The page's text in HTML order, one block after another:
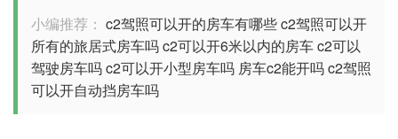
小编推荐： c2驾照可以开的房车有哪些c2驾照可以开
所有的旅居式房车吗c2可以开6米以内的房车c2可以
驾驶房车吗c2可以开小型房车吗 房车c2能开吗c2驾照
可以开自动挡房车吗